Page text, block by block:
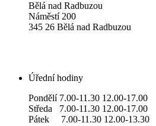
Bělá nad Radbuzou
Náměstí 200
345 26 Bělá nad Radbuzou
Úřední hodiny
Pondělí 7.00-11.30 12.00-17.00
Středa 7.00-11.30 12.00-17.00
Pátek 7.00-11.30 12.00-13.30